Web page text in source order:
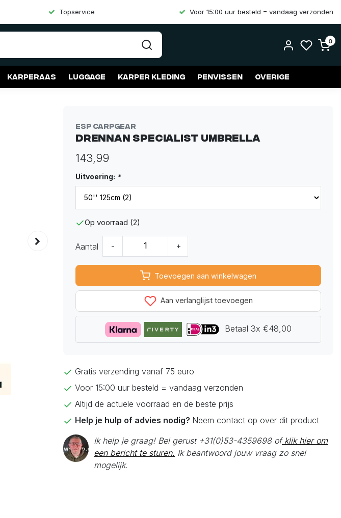
Topservice Voor 15:00 uur besteld = vandaag verzonden
0
Karperaas Luggage Karper kleding Penvissen Overige
ESP Carpgear
Drennan Specialist Umbrella
143,99
Uitvoering: *
Op voorraad (2)
Aantal - +
Toevoegen aan winkelwagen
Aan verlanglijst toevoegen
Betaal 3x €48,00
Gratis verzending vanaf 75 euro
Voor 15:00 uur besteld = vandaag verzonden
Altijd de actuele voorraad en de beste prijs
Help je hulp of advies nodig? Neem contact op over dit product
Ik help je graag! Bel gerust +31(0)53-4359698 ofklik hier om
een bericht te sturen. Ik beantwoord jouw vraag zo snel
mogelijk.